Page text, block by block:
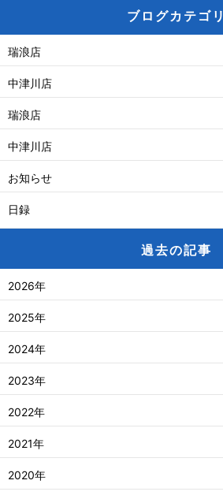
ブログカテゴリ
瑞浪店
中津川店
瑞浪店
中津川店
お知らせ
日録
過去の記事
2026年
2025年
2024年
2023年
2022年
2021年
2020年